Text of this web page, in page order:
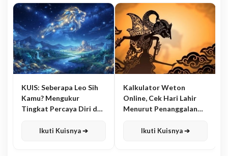
KUIS: Seberapa Leo Sih
Kamu? Mengukur
Tingkat Percaya Diri dan
Ikuti Kuisnya ➔
Kalkulator Weton
Online, Cek Hari Lahir
Menurut Penanggalan
Ikuti Kuisnya ➔